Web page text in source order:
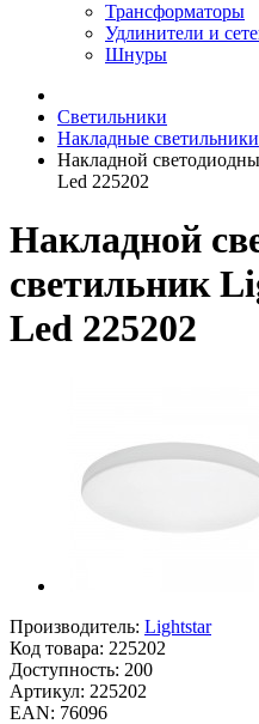
Трансформаторы
Удлинители и
Шнуры
Светильники
Накладные светильники
Накладной
Led 225202
Накладной
светильник
Led 225202
Производитель: Lightstar
Код товара: 225202
Доступность: 200
Артикул: 225202
EAN: 76096